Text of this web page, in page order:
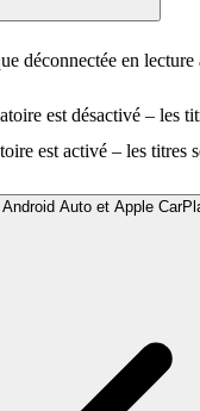
déconnectée en lecture
est désactivé – les
est activé – les titres
Auto et Apple